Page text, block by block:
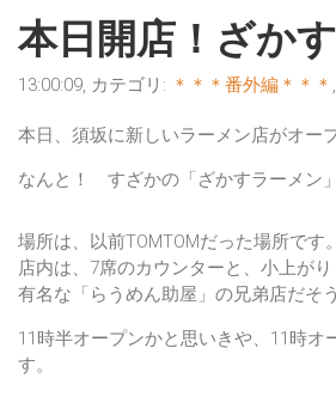
本日開店！ざか
13:00:09, カテゴリ: ＊＊＊番外編＊＊＊ ,
本日、須坂に新しいラーメン店がオー
なんと！ すざかの「ざかすラーメン
場所は、以前TOMTOMだった場所です。
店内は、7席のカウンターと、小上がり
有名な「らうめん助屋」の兄弟店だそう
11時半オープンかと思いきや、11時オ
す。